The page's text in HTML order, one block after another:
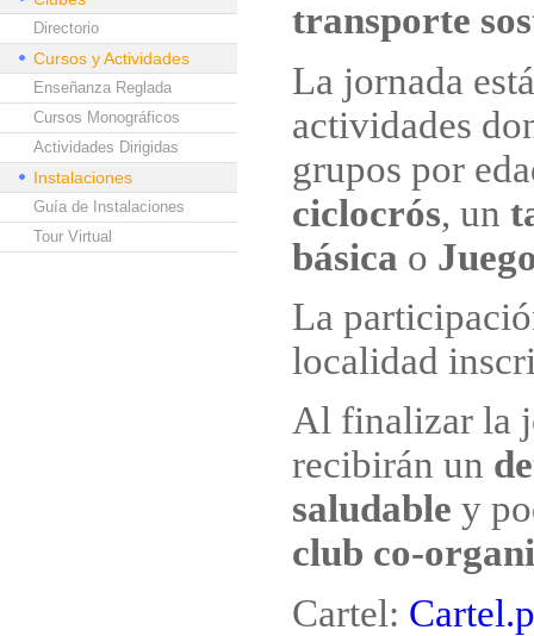
Directorio
Cursos y Actividades
Enseñanza Reglada
Cursos Monográficos
Actividades Dirigidas
Instalaciones
Guía de Instalaciones
Tour Virtual
transporte
La jornada
actividades
grupos por
ciclocrós, un
básica o
La
localidad
Al finalizar la
recibirán un
saludable y
club co-
Cartel: